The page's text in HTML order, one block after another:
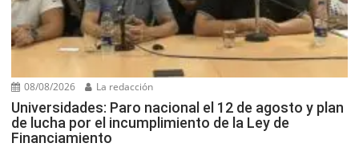
08/08/2026 La redacción
Universidades: Paro nacional el 12 de agosto y plan
de lucha por el incumplimiento de la Ley de
Financiamiento